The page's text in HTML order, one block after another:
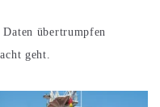
übertrumpfen
geht.